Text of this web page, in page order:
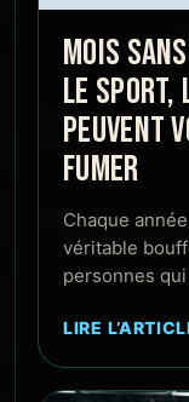
MOIS
LE SPORT,
PEUVENT
FUMER
Chaque
véritable
personnes
LIRE